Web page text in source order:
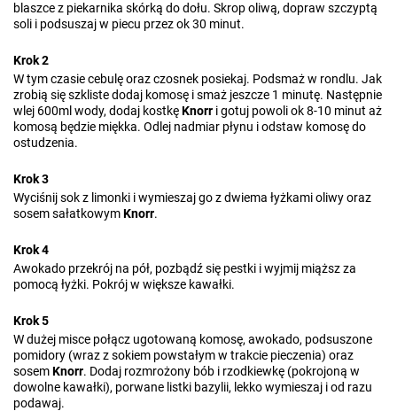
blaszce z piekarnika skórką do dołu. Skrop oliwą, dopraw szczyptą
soli i podsuszaj w piecu przez ok 30 minut.
Krok 2
W tym czasie cebulę oraz czosnek posiekaj. Podsmaż w rondlu. Jak
zrobią się szkliste dodaj komosę i smaż jeszcze 1 minutę. Następnie
wlej 600ml wody, dodaj kostkęKnorr i gotuj powoli ok 8-10 minut aż
komosą będzie miękka. Odlej nadmiar płynu i odstaw komosę do
ostudzenia.
Krok 3
Wyciśnij sok z limonki i wymieszaj go z dwiema łyżkami oliwy oraz
sosem sałatkowymKnorr.
Krok 4
Awokado przekrój na pół, pozbądź się pestki i wyjmij miąższ za
pomocą łyżki. Pokrój w większe kawałki.
Krok 5
W dużej misce połącz ugotowaną komosę, awokado, podsuszone
pomidory (wraz z sokiem powstałym w trakcie pieczenia) oraz
sosemKnorr. Dodaj rozmrożony bób i rzodkiewkę (pokrojoną w
dowolne kawałki), porwane listki bazylii, lekko wymieszaj i od razu
podawaj.